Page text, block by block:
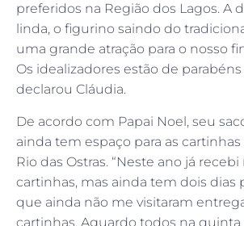
preferidos na Região dos Lagos. A
linda, o figurino saindo do
uma grande atração para o nosso
Os idealizadores estão de parabéns
declarou Cláudia.
De acordo com Papai Noel, seu
ainda tem espaço para as
Rio das Ostras. “Neste ano já
cartinhas, mas ainda tem dois dias
que ainda não me visitaram
cartinhas. Aguardo todos na quinta